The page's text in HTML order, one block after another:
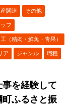
関連 その他
フ
（精肉・鮮魚・青果）
ア ジャンル 職種
を経験して
ふるさと振